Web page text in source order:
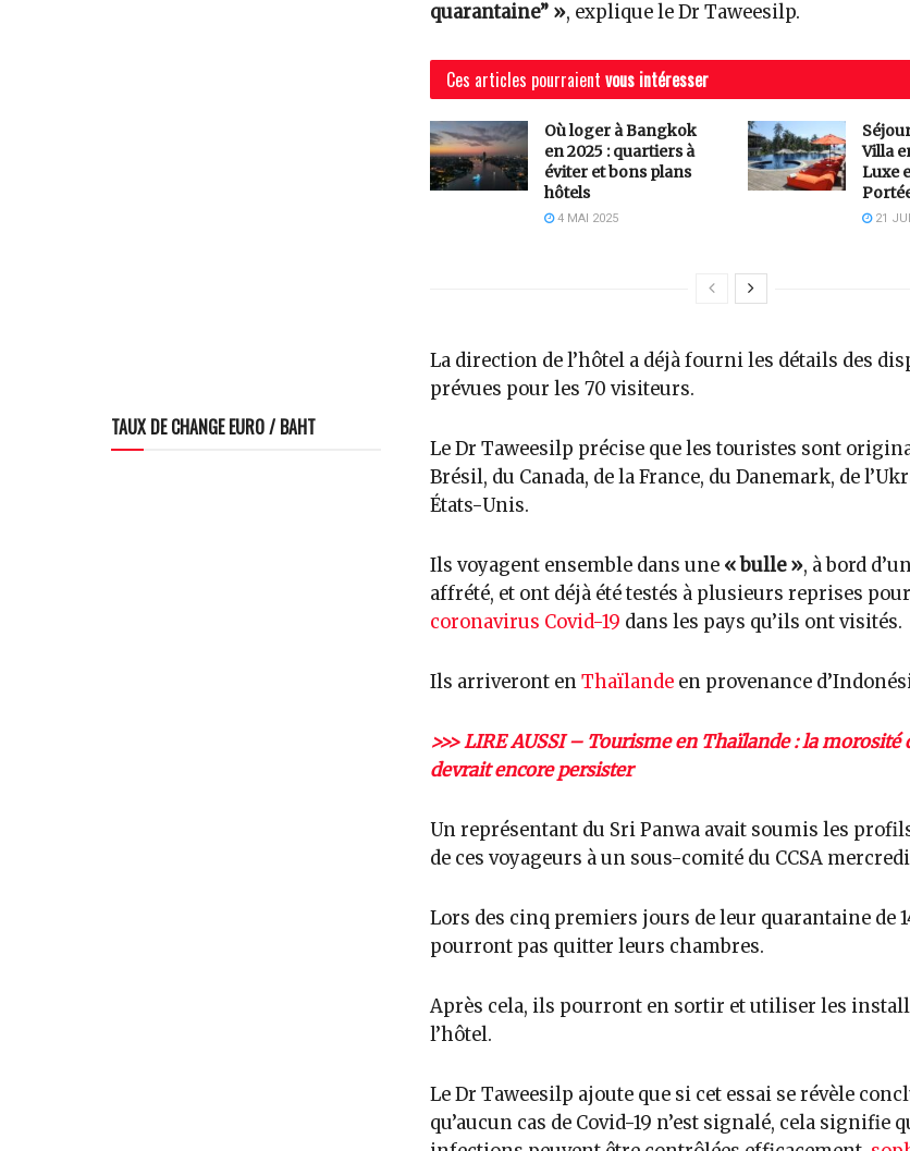
quarantaine” », explique le Dr Taweesilp.
Ces articles pourraient vous intéresser
Où loger à Bangkok
en 2025 : quartiers à
éviter et bons plans
hôtels
4 MAI 2025
Villa
Luxe
21
La direction de l’hôtel a déjà fourni les détails des
prévues pour les 70 visiteurs.
Le Dr Taweesilp précise que les touristes sont
Brésil, du Canada, de la France, du Danemark, de
États-Unis.
Ils voyagent ensemble dans une « bulle », à bord
affrété, et ont déjà été testés à plusieurs reprises
coronavirus Covid-19 dans les pays qu’ils ont visités.
Ils arriveront enThaïlandeen provenance
>>> LIRE AUSSI – Tourisme en Thaïlande : la morosité
devrait encore persister
Un représentant du Sri Panwa avait soumis les
de ces voyageurs à un sous-comité du CCSA
Lors des cinq premiers jours de leur quarantaine de
pourront pas quitter leurs chambres.
Après cela, ils pourront en sortir et utiliser les
l’hôtel.
Le Dr Taweesilp ajoute que si cet essai se révèle
qu’aucun cas de Covid-19 n’est signalé, cela signifie
TAUX DE CHANGE EURO / BAHT